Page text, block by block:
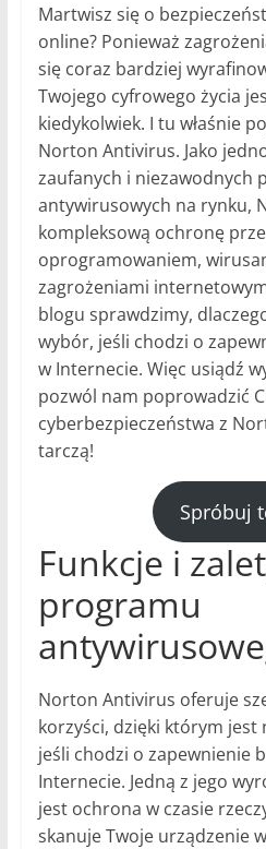
Martwisz się o
online? Ponieważ
się coraz bardziej
Twojego cyfrowego życia
kiedykolwiek. I tu właśnie
Norton Antivirus. Jako
zaufanych i niezawodnych
antywirusowych na rynku,
kompleksową ochronę
oprogramowaniem,
zagrożeniami
blogu sprawdzimy,
wybór, jeśli chodzi o
w Internecie. Więc usiądź
pozwól nam poprowadzić
cyberbezpieczeństwa z
tarczą!
Spróbuj
Funkcje i
programu
Norton Antivirus oferuje
korzyści, dzięki którym jest
jeśli chodzi o zapewnienie
Internecie. Jedną z jego
jest ochrona w czasie
skanuje Twoje urządzenie